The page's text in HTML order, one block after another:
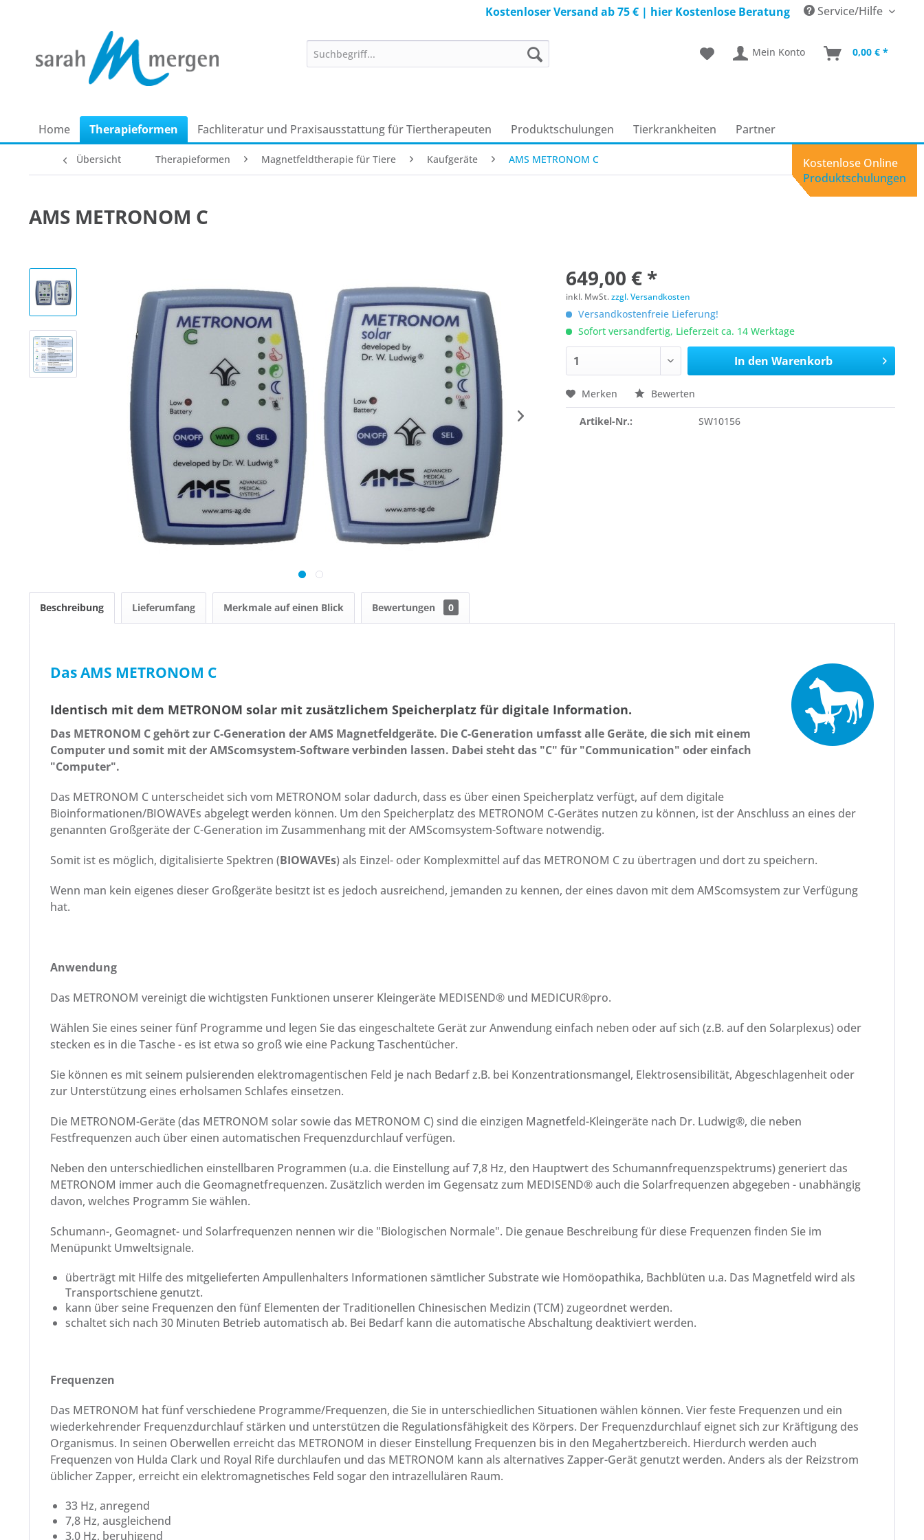
Service/Hilfe
Kostenloser Versand ab 75 € | hier Kostenlose Beratung
Mein Konto 0,00 € *
Home Therapie­formen Fachliteratur und Praxisausstattung für Tiertherapeuten Produkt­schulungen Tierkrankheiten Partner
Übersicht Therapie­formen Magnetfeldtherapie für Tiere Kaufgeräte AMS METRONOM C
AMS METRONOM C
649,00 € *
inkl. MwSt.zzgl. Versandkosten
Versandkostenfreie Lieferung!
Sofort versandfertig, Lieferzeit ca. 14 Werktage
In den Warenkorb
Merken Bewerten
Artikel-Nr.: SW10156
Beschreibung Lieferumfang Merkmale auf einen Blick Bewertungen 0
Das AMS METRONOM C
Identisch mit dem METRONOM solar mit zusätzlichem Speicherplatz für digitale Information.
Das METRONOM C gehört zur C-Generation der AMS Magnetfeldgeräte. Die C-Generation umfasst alle Geräte, die sich mit einem
Computer und somit mit der AMScomsystem-Software verbinden lassen. Dabei steht das "C" für "Communication" oder einfach
"Computer".
Das METRONOM C unterscheidet sich vom METRONOM solar dadurch, dass es über einen Speicherplatz verfügt, auf dem digitale
Bioinformationen/BIOWAVEs abgelegt werden können. Um den Speicherplatz des METRONOM C-Gerätes nutzen zu können, ist der Anschluss an eines der
genannten Großgeräte der C-Generation im Zusammenhang mit der AMScomsystem-Software notwendig.
Somit ist es möglich, digitalisierte Spektren (BIOWAVEs) als Einzel- oder Komplexmittel auf das METRONOM C zu übertragen und dort zu speichern.
Wenn man kein eigenes dieser Großgeräte besitzt ist es jedoch ausreichend, jemanden zu kennen, der eines davon mit dem AMScomsystem zur Verfügung
hat.
Anwendung
Das METRONOM vereinigt die wichtigsten Funktionen unserer Kleingeräte MEDISEND® und MEDICUR®pro.
Wählen Sie eines seiner fünf Programme und legen Sie das eingeschaltete Gerät zur Anwendung einfach neben oder auf sich (z.B. auf den Solarplexus) oder
stecken es in die Tasche - es ist etwa so groß wie eine Packung Taschentücher.
Sie können es mit seinem pulsierenden elektromagentischen Feld je nach Bedarf z.B. bei Konzentrationsmangel, Elektrosensibilität, Abgeschlagenheit oder
zur Unterstützung eines erholsamen Schlafes einsetzen.
Die METRONOM-Geräte (das METRONOM solar sowie das METRONOM C) sind die einzigen Magnetfeld-Kleingeräte nach Dr. Ludwig®, die neben
Festfrequenzen auch über einen automatischen Frequenzdurchlauf verfügen.
Neben den unterschiedlichen einstellbaren Programmen (u.a. die Einstellung auf 7,8 Hz, den Hauptwert des Schumannfrequenzspektrums) generiert das
METRONOM immer auch die Geomagnetfrequenzen. Zusätzlich werden im Gegensatz zum MEDISEND® auch die Solarfrequenzen abgegeben - unabhängig
davon, welches Programm Sie wählen.
Schumann-, Geomagnet- und Solarfrequenzen nennen wir die "Biologischen Normale". Die genaue Beschreibung für diese Frequenzen finden Sie im
Menüpunkt Umweltsignale.
überträgt mit Hilfe des mitgelieferten Ampullenhalters Informationen sämtlicher Substrate wie Homöopathika, Bachblüten u.a. Das Magnetfeld wird als
Transportschiene genutzt.
kann über seine Frequenzen den fünf Elementen der Traditionellen Chinesischen Medizin (TCM) zugeordnet werden.
schaltet sich nach 30 Minuten Betrieb automatisch ab. Bei Bedarf kann die automatische Abschaltung deaktiviert werden.
Frequenzen
Das METRONOM hat fünf verschiedene Programme/Frequenzen, die Sie in unterschiedlichen Situationen wählen können. Vier feste Frequenzen und ein
wiederkehrender Frequenzdurchlauf stärken und unterstützen die Regulationsfähigkeit des Körpers. Der Frequenzdurchlauf eignet sich zur Kräftigung des
Organismus. In seinen Oberwellen erreicht das METRONOM in dieser Einstellung Frequenzen bis in den Megahertzbereich. Hierdurch werden auch
Frequenzen von Hulda Clark und Royal Rife durchlaufen und das METRONOM kann als alternatives Zapper-Gerät genutzt werden. Anders als der Reizstrom
üblicher Zapper, erreicht ein elektromagnetisches Feld sogar den intrazellulären Raum.
33 Hz, anregend
7,8 Hz, ausgleichend
3,0 Hz, beruhigend
Kostenlose Online
Produktschulungen